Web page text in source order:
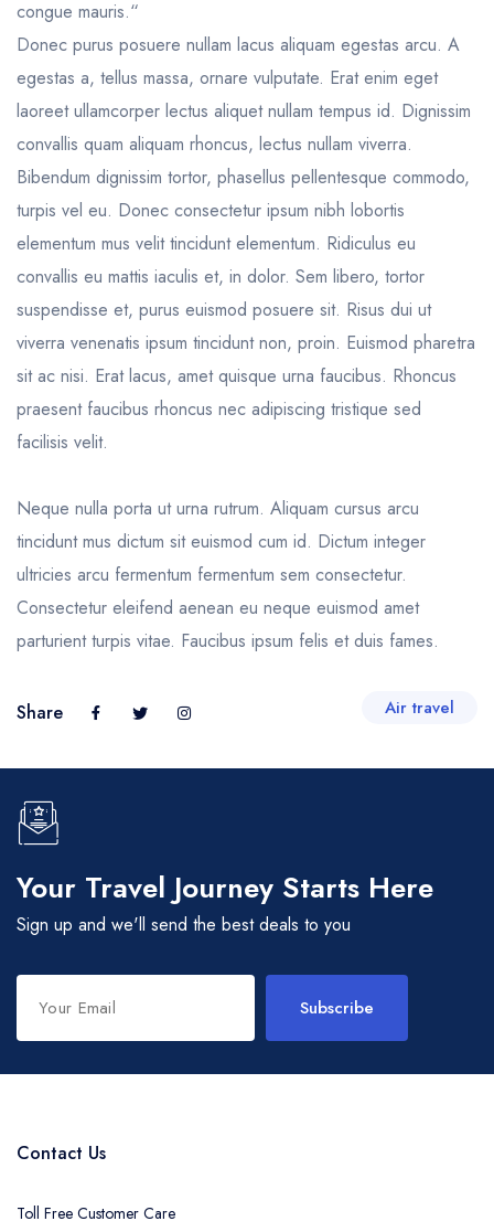
congue mauris.“
Donec purus posuere nullam lacus aliquam egestas arcu. A
egestas a, tellus massa, ornare vulputate. Erat enim eget
laoreet ullamcorper lectus aliquet nullam tempus id. Dignissim
convallis quam aliquam rhoncus, lectus nullam viverra.
Bibendum dignissim tortor, phasellus pellentesque commodo,
turpis vel eu. Donec consectetur ipsum nibh lobortis
elementum mus velit tincidunt elementum. Ridiculus eu
convallis eu mattis iaculis et, in dolor. Sem libero, tortor
suspendisse et, purus euismod posuere sit. Risus dui ut
viverra venenatis ipsum tincidunt non, proin. Euismod pharetra
sit ac nisi. Erat lacus, amet quisque urna faucibus. Rhoncus
praesent faucibus rhoncus nec adipiscing tristique sed
facilisis velit.
Neque nulla porta ut urna rutrum. Aliquam cursus arcu
tincidunt mus dictum sit euismod cum id. Dictum integer
ultricies arcu fermentum fermentum sem consectetur.
Consectetur eleifend aenean eu neque euismod amet
parturient turpis vitae. Faucibus ipsum felis et duis fames.
Share Air travel
Your Travel Journey Starts Here
Sign up and we'll send the best deals to you
Subscribe
Contact Us
Toll Free Customer Care